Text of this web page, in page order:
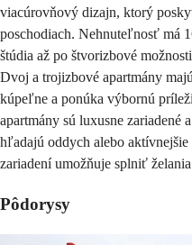
viacúrovňový dizajn, ktorý
poschodiach. Nehnuteľnosť má
štúdia až po štvorizbové
Dvoj a trojizbové apartmány
kúpeľne a ponúka výbornú
apartmány sú luxusne zariadené
hľadajú oddych alebo
zariadení umožňuje splniť
Pôdorysy